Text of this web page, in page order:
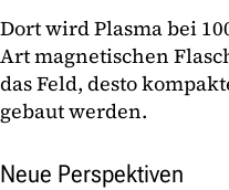
Dort wird Plasma bei
Art magnetischen
das Feld, desto
gebaut werden.
Neue Perspektiven